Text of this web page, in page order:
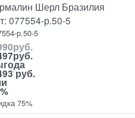
Шерл Бразилия
077554-р.50-5
р.50-5
руб.
руб.
руб.
75%